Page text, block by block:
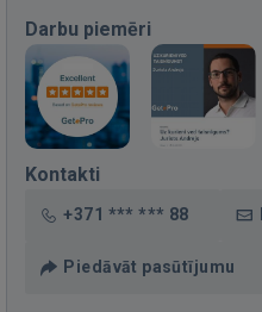
Darbu piemēri
Kontakti
+371 *** *** 88
Piedāvāt pasūtījumu